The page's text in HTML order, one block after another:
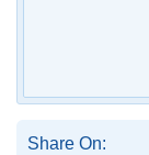
Share On: